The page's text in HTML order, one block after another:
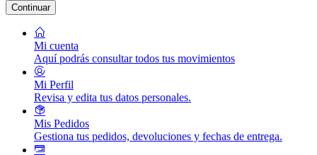
Continuar
Mi cuenta
Aquí podrás consultar todos tus movimientos
Mi Perfil
Revisa y edita tus datos personales.
Mis Pedidos
Gestiona tus pedidos, devoluciones y fechas de entrega.